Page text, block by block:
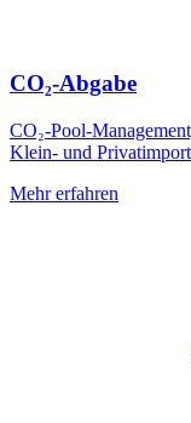
CO₂-Abgabe
CO₂-Pool-
Klein- und
Mehr erfahren